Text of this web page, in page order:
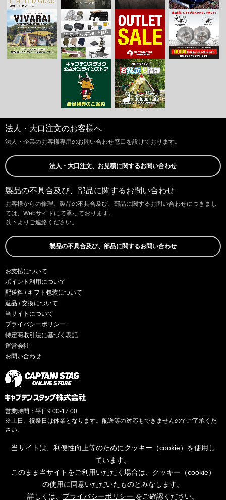
法人・大口注文のお客様へ
法人・企業のお客様専用のお問い合わせ窓口を設けております。
法人・大口注文、お見積に関するお問い合わせ
製品の不具合及び、部品に関するお問い合わせ
お客様からの修理、製品の不具合及び、部品に関するお問い合わせにつきまし
ては、Webサイトにて承っております。
以下よりご連絡ください。
製品の不具合及び、部品に関するお問い合わせ
お支払について
ポイント利用について
配送料 / ギフト包装について
返品 / 交換について
当サイトについて
プライバシーポリシー
特定商取引法に基づく表記
運営会社
お問い合わせ
営業時間：平日9:00-17:00
※土日、祝祭日は休業となります。配送等の対応もできませんのでご了承くだ
さい。
当サイトは、利便性向上等のためにクッキー（cookie）を使用し
ています。
このまま当サイトをご利用いただく場合は、クッキー（cookie）
の使用に同意いただいたものとみなします。
詳しくは、 プライバシーポリシー をご確認ください。